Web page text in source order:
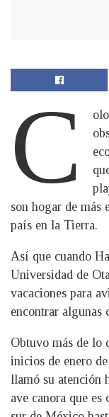
C
son hogar de más
país en la Tierra.
Así que cuando
Universidad de
vacaciones para
encontrar algunas
Obtuvo más de lo
inicios de enero
llamó su atención
ave canora que es